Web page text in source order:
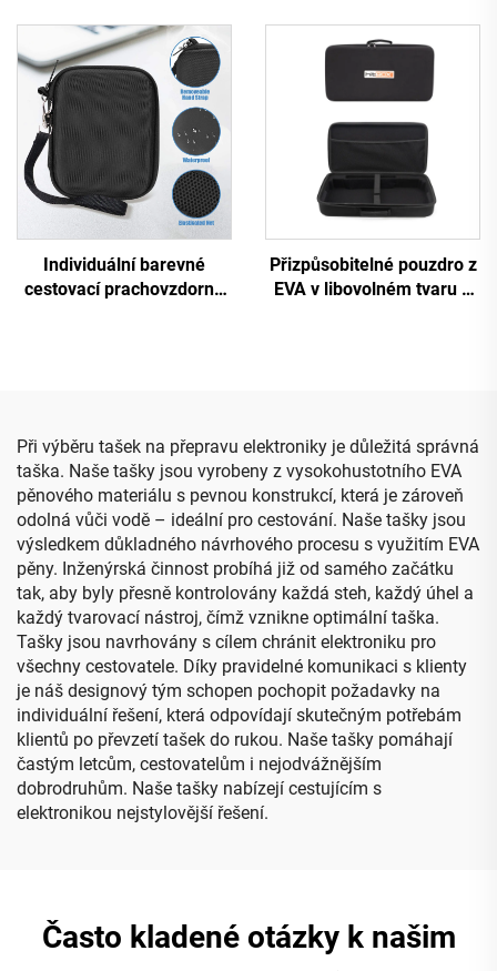
materiálu, cestovatelské
pouzdro z EVA materiálu
klávesnici s možností
individuálního nastavení –
odolné proti otřesům,
trvanlivé, černé, vhodné
pro kempování a cestování
Individuální barevné
cestovací prachovzdorné
Přizpůsobitelné pouzdro z
EVA v libovolném tvaru a
Při výběru tašek na přepravu elektroniky je důležitá správná
taška. Naše tašky jsou vyrobeny z vysokohustotního EVA
pěnového materiálu s pevnou konstrukcí, která je zároveň
odolná vůči vodě – ideální pro cestování. Naše tašky jsou
výsledkem důkladného návrhového procesu s využitím EVA
pěny. Inženýrská činnost probíhá již od samého začátku
tak, aby byly přesně kontrolovány každá steh, každý úhel a
každý tvarovací nástroj, čímž vznikne optimální taška.
Tašky jsou navrhovány s cílem chránit elektroniku pro
všechny cestovatele. Díky pravidelné komunikaci s klienty
je náš designový tým schopen pochopit požadavky na
individuální řešení, která odpovídají skutečným potřebám
klientů po převzetí tašek do rukou. Naše tašky pomáhají
častým letcům, cestovatelům i nejodvážnějším
dobrodruhům. Naše tašky nabízejí cestujícím s
elektronikou nejstylovější řešení.
Často kladené otázky k našim